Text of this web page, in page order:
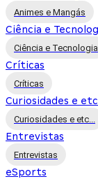
Animes e Mangás
Ciência e
Ciência e Tecnologia
Críticas
Críticas
Curiosidades e
Curiosidades e etc...
Entrevistas
Entrevistas
eSports